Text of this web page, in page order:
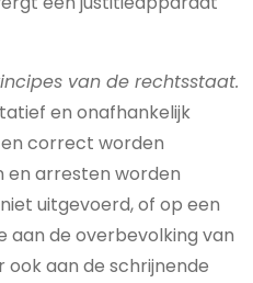
van de rechtsstaat.
en onafhankelijk
correct worden
en arresten worden
uitgevoerd, of op een
aan de overbevolking van
ook aan de schrijnende